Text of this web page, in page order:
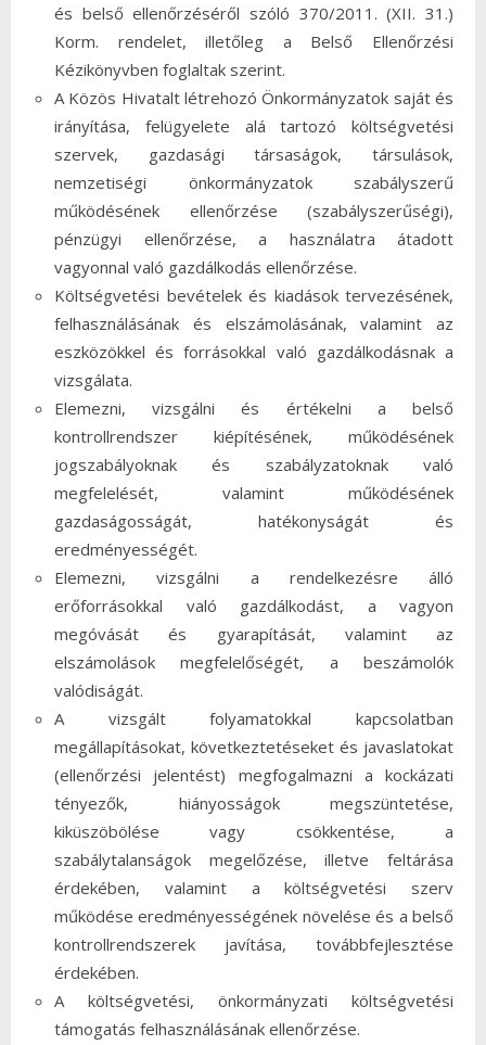
és belső ellenőrzéséről szóló 370/2011. (XII. 31.)
Korm. rendelet, illetőleg a Belső Ellenőrzési
Kézikönyvben foglaltak szerint.
A Közös Hivatalt létrehozó Önkormányzatok saját és
irányítása, felügyelete alá tartozó költségvetési
szervek, gazdasági társaságok, társulások,
nemzetiségi önkormányzatok szabályszerű
működésének ellenőrzése (szabályszerűségi),
pénzügyi ellenőrzése, a használatra átadott
vagyonnal való gazdálkodás ellenőrzése.
Költségvetési bevételek és kiadások tervezésének,
felhasználásának és elszámolásának, valamint az
eszközökkel és forrásokkal való gazdálkodásnak a
vizsgálata.
Elemezni, vizsgálni és értékelni a belső
kontrollrendszer kiépítésének, működésének
jogszabályoknak és szabályzatoknak való
megfelelését, valamint működésének
gazdaságosságát, hatékonyságát és
eredményességét.
Elemezni, vizsgálni a rendelkezésre álló
erőforrásokkal való gazdálkodást, a vagyon
megóvását és gyarapítását, valamint az
elszámolások megfelelőségét, a beszámolók
valódiságát.
A vizsgált folyamatokkal kapcsolatban
megállapításokat, következtetéseket és javaslatokat
(ellenőrzési jelentést) megfogalmazni a kockázati
tényezők, hiányosságok megszüntetése,
kiküszöbölése vagy csökkentése, a
szabálytalanságok megelőzése, illetve feltárása
érdekében, valamint a költségvetési szerv
működése eredményességének növelése és a belső
kontrollrendszerek javítása, továbbfejlesztése
érdekében.
A költségvetési, önkormányzati költségvetési
támogatás felhasználásának ellenőrzése.